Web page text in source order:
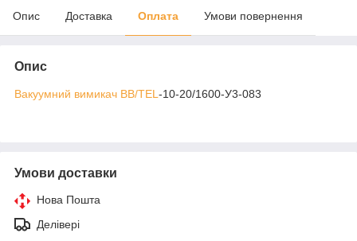
Опис Доставка Оплата Умови повернення
Опис
Вакуумний вимикач BB/TEL -10-20/1600-У3-083
Умови доставки
Нова Пошта
Делівері